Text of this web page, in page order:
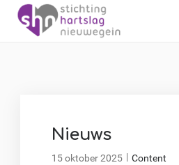
Nieuws
15 oktober 2025 | Content